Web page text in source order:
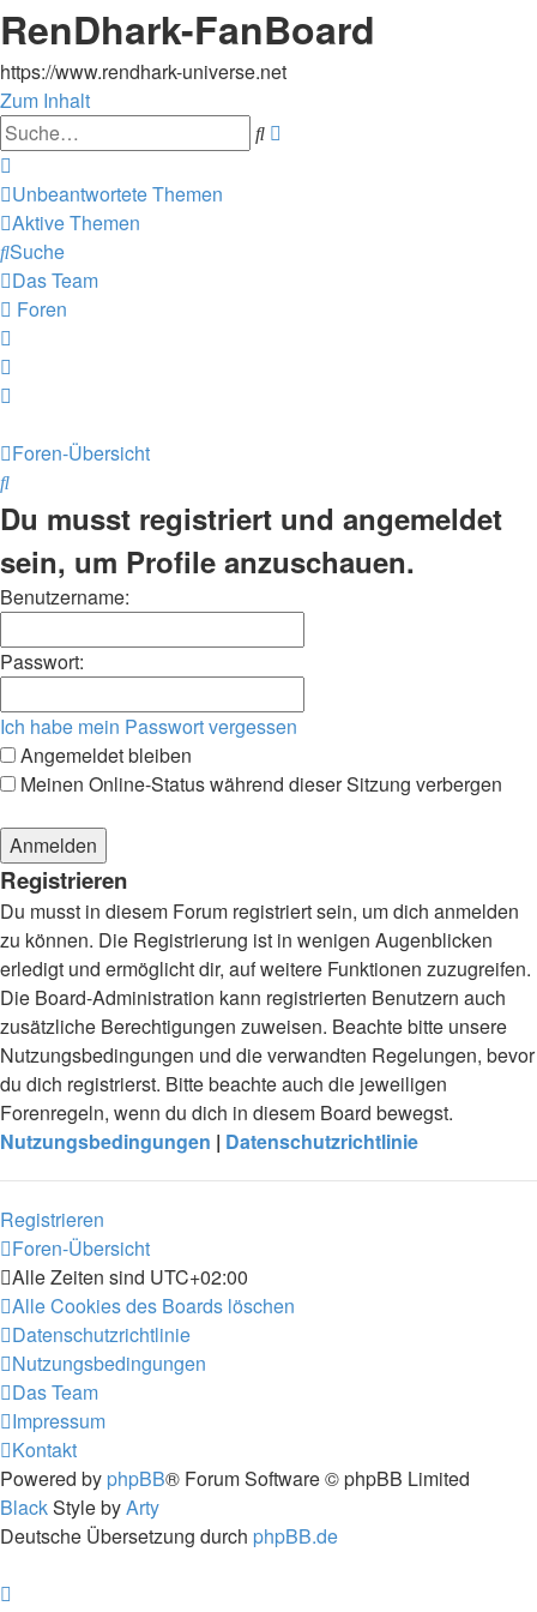
RenDhark-FanBoard
https://www.rendhark-universe.net
Zum Inhalt
Suche
Unbeantwortete Themen
Aktive Themen
Suche
Das Team
Foren
Foren-Übersicht
Suche
Du musst registriert und angemeldet
sein, um Profile anzuschauen.
Benutzername:
Passwort:
Ich habe mein Passwort vergessen
Angemeldet bleiben
Meinen Online-Status während dieser Sitzung verbergen
Registrieren
Du musst in diesem Forum registriert sein, um dich anmelden
zu können. Die Registrierung ist in wenigen Augenblicken
erledigt und ermöglicht dir, auf weitere Funktionen zuzugreifen.
Die Board-Administration kann registrierten Benutzern auch
zusätzliche Berechtigungen zuweisen. Beachte bitte unsere
Nutzungsbedingungen und die verwandten Regelungen, bevor
du dich registrierst. Bitte beachte auch die jeweiligen
Forenregeln, wenn du dich in diesem Board bewegst.
Nutzungsbedingungen | Datenschutzrichtlinie
Registrieren
Foren-Übersicht
Alle Zeiten sind UTC+02:00
Alle Cookies des Boards löschen
Datenschutzrichtlinie
Nutzungsbedingungen
Das Team
Impressum
Kontakt
Powered by phpBB® Forum Software © phpBB Limited
BlackStyle byArty
Deutsche Übersetzung durch phpBB.de